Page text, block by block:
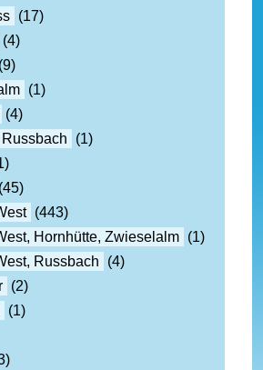
(17)
(4)
(9)
(1)
(4)
(1)
(45)
(443)
Hornhütte, Zwieselalm (1)
Russbach
(4)
(2)
(1)